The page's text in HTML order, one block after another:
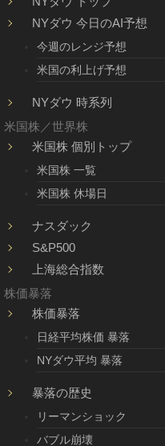
NYダウ 今日のAI予想
今週のレンジ予想
米国の利上げ予想
NYダウ 時系列
米国株／世界株
米国株 個別トップ
米国株 一覧
米国株 休場日
ナスダック
S&P500
上海総合指数
株価暴落
株価暴落
日経平均株価 暴落
NYダウ平均 暴落
暴落の歴史
リーマンショック
バブル崩壊